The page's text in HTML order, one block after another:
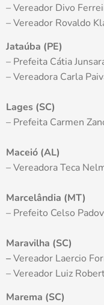
– Vereador Divo
– Vereador Rovaldo
Jataúba (PE)
– Prefeita Cátia
– Vereadora Carla
Lages (SC)
– Prefeita Carmen
Maceió (AL)
– Vereadora Teca
Marcelândia (MT)
– Prefeito Celso
Maravilha (SC)
–Vereador Laercio
– Vereador Luiz
Marema (SC)